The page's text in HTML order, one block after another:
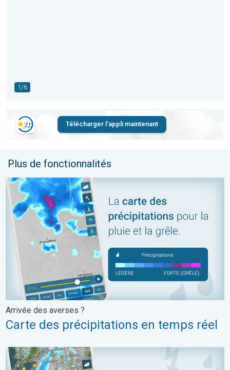
1/6
Télécharger l'appli maintenant
Plus de fonctionnalités
Carte des précipitations en temps réel. Arrivée des averses ?.
Arrivée des averses ?
Carte des précipitations en temps réel
Carte radar météo : en direct et prévision. Tous les détails. . .